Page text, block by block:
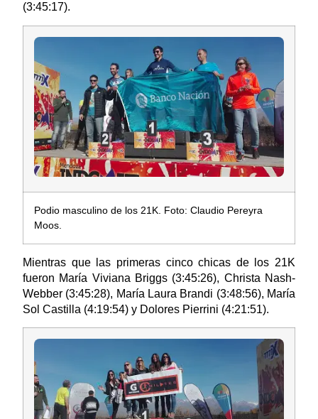
(3:45:17).
Podio masculino de los 21K. Foto: Claudio Pereyra
Moos.
Mientras que las primeras cinco chicas de los 21K
fueron María Viviana Briggs (3:45:26), Christa Nash-
Webber (3:45:28), María Laura Brandi (3:48:56), María
Sol Castilla (4:19:54) y Dolores Pierrini (4:21:51).